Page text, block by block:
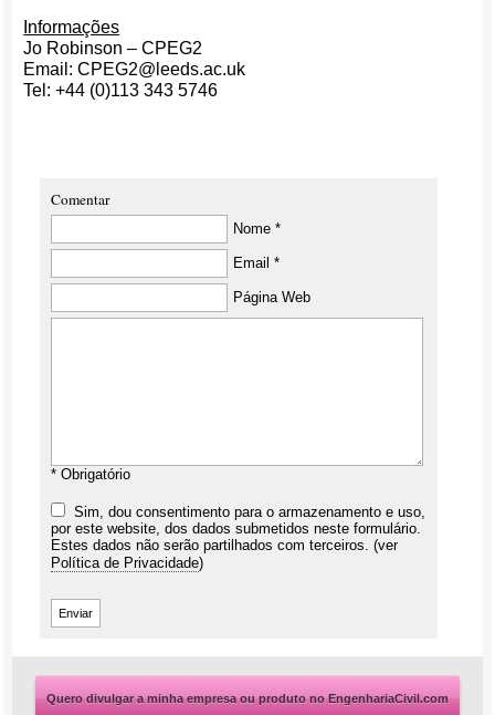
Informações
Jo Robinson – CPEG2
Email: CPEG2@leeds.ac.uk
Tel: +44 (0)113 343 5746
Comentar
Nome *
Email *
Página Web
* Obrigatório
Sim, dou consentimento para o armazenamento e uso,
por este website, dos dados submetidos neste formulário.
Estes dados não serão partilhados com terceiros. (ver
Política de Privacidade)
Quero divulgar a minha empresa ou produto no EngenhariaCivil.com